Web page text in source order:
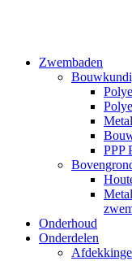
Zwembaden
PPP
Onderhoud
Onderdelen